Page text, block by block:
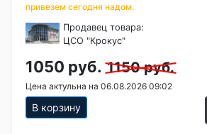
привезем сегодня надом.
Продавец товара:
ЦСО "Крокус"
1050 руб. 1150 руб.
Цена актульна на 06.08.2026 09:02
В корзину